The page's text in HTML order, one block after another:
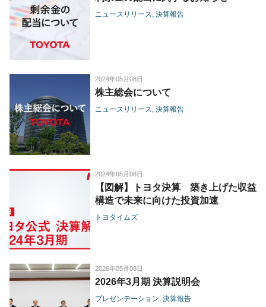
ニュースリリース 決算報告
2024年05月08日
株主総会について
ニュースリリース 決算報告
2024年05月08日
【図解】トヨタ決算 築き上げた収益
構造で未来に向けた投資加速
トヨタイムズ
2026年05月08日
2026年3月期 決算説明会
プレゼンテーション 決算報告